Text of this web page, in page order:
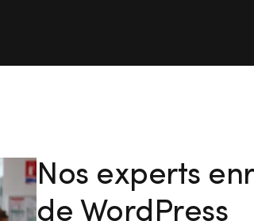
Nos experts
de WordPress